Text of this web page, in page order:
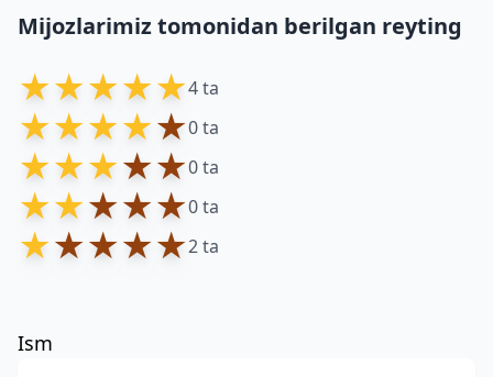
Mijozlarimiz tomonidan berilgan reyting
★★★★★4 ta
★★★★★0 ta
★★★★★0 ta
★★★★★0 ta
★★★★★2 ta
Ism